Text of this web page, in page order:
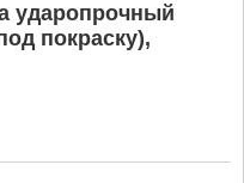
ударопрочный
покраску),